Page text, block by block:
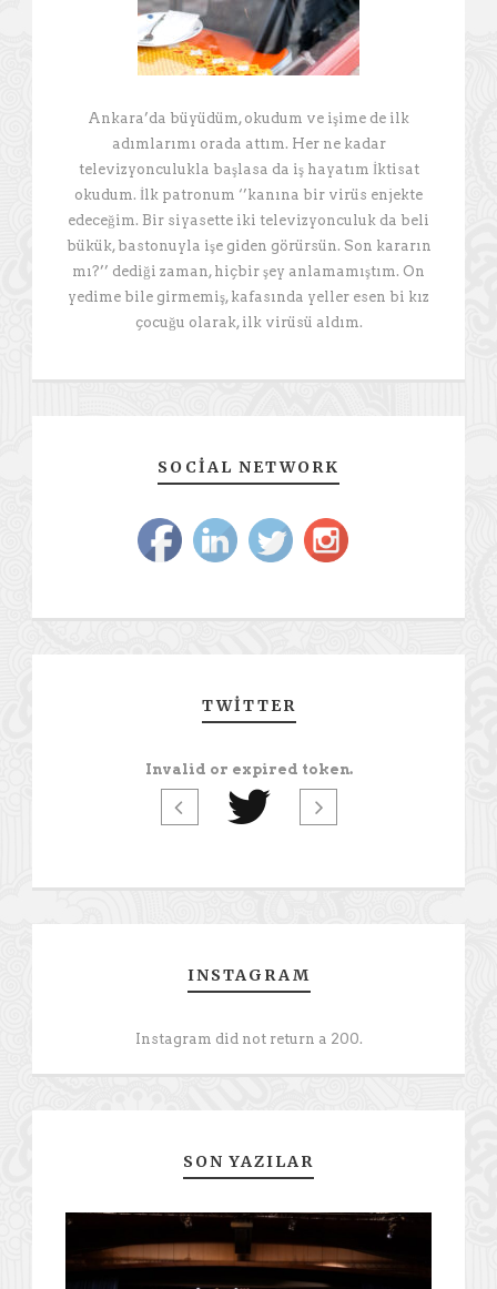
Ankara’da büyüdüm, okudum ve işime de ilk
adımlarımı orada attım. Her ne kadar
televizyonculukla başlasa da iş hayatım İktisat
okudum. İlk patronum ‘’kanına bir virüs enjekte
edeceğim. Bir siyasette iki televizyonculuk da beli
bükük, bastonuyla işe giden görürsün. Son kararın
mı?’’ dediği zaman, hiçbir şey anlamamıştım. On
yedime bile girmemiş, kafasında yeller esen bi kız
çocuğu olarak, ilk virüsü aldım.
SOCIAL NETWORK
TWITTER
Invalid or expired token.
INSTAGRAM
Instagram did not return a 200.
SON YAZILAR